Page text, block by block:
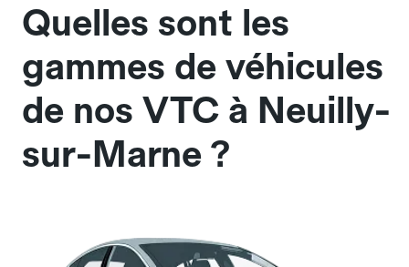
Quelles sont les
gammes de véhicules
de nos VTC à Neuilly-
sur-Marne ?